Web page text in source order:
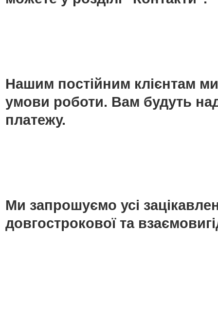
Нашим постійним клієнтам
умови роботи. Вам будуть
платежу.
Ми запрошуємо усі
довгострокової та